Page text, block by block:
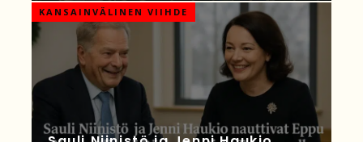
KANSAINVÄLINEN VIIHDE